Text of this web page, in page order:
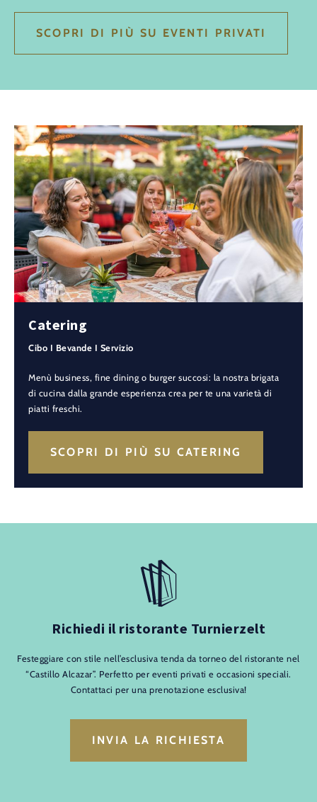
SCOPRI DI PIÙ SU EVENTI PRIVATI
Catering
Cibo I Bevande I Servizio
Menù business, fine dining o burger succosi: la nostra brigata
di cucina dalla grande esperienza crea per te una varietà di
piatti freschi.
SCOPRI DI PIÙ SU CATERING
Richiedi il ristorante Turnierzelt
Festeggiare con stile nell’esclusiva tenda da torneo del ristorante nel
“Castillo Alcazar”. Perfetto per eventi privati e occasioni speciali.
Contattaci per una prenotazione esclusiva!
INVIA LA RICHIESTA